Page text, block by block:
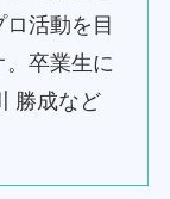
活動を目
卒業生に
勝成など